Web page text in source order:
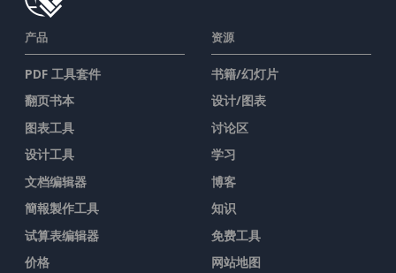
产品
PDF 工具套件
翻页书本
图表工具
设计工具
文档编辑器
簡報製作工具
试算表编辑器
价格
资源
书籍/幻灯片
设计/图表
讨论区
学习
博客
知识
免费工具
网站地图